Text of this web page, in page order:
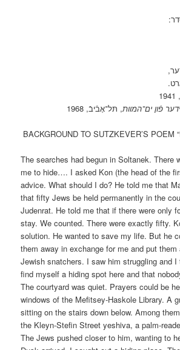
פֿון ים־המוות, תּל־אָבֿיבֿ, 1968
BACKGROUND TO SUTZKEVER’S POEM
The searches had begun in Soltanek. There
me to hide…. I asked Kon (the head of the
advice. What should I do? He told me that
that fifty Jews be held permanently in the
Judenrat. He told me that if there were only
stay. We counted. There were exactly fifty.
solution. He wanted to save my life. But he
them away in exchange for me and put
Jewish snatchers. I saw him struggling and
find myself a hiding spot here and that
The courtyard was quiet. Prayers could be
windows of the Mefitsey-Haskole Library. A
sitting on the stairs down below. Among
the Kleyn-Stefin Street yeshiva, a palm-
The Jews pushed closer to him, wanting to